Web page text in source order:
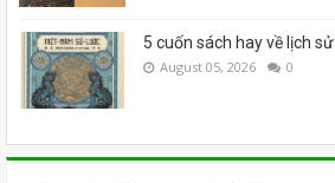
5 cuốn sách hay về lịch
August 05, 2026 0